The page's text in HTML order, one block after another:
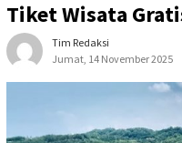
Tiket Wisata
Tim Redaksi
Jumat, 14 November 2025